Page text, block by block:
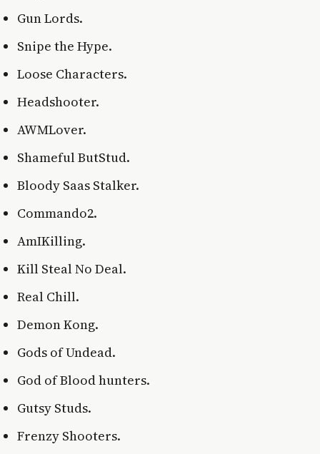
Gun Lords.
Snipe the Hype.
Loose Characters.
Headshooter.
AWMLover.
Shameful ButStud.
Bloody Saas Stalker.
Commando2.
AmIKilling.
Kill Steal No Deal.
Real Chill.
Demon Kong.
Gods of Undead.
God of Blood hunters.
Gutsy Studs.
Frenzy Shooters.